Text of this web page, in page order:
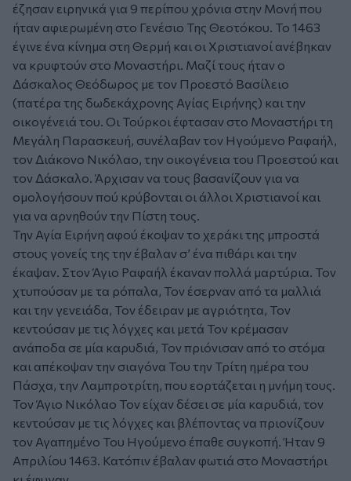
έζησαν ειρηνικά για 9 περίπου χρόνια στην Μονή που
ήταν αφιερωμένη στο Γενέσιο Της Θεοτόκου. Το 1463
έγινε ένα κίνημα στη Θερμή και οι Χριστιανοί ανέβηκαν
να κρυφτούν στο Μοναστήρι. Μαζί τους ήταν ο
Δάσκαλος Θεόδωρος με τον Προεστό Βασίλειο
(πατέρα της δωδεκάχρονης Αγίας Ειρήνης) και την
οικογένειά του. Οι Τούρκοι έφτασαν στο Μοναστήρι τη
Μεγάλη Παρασκευή, συνέλαβαν τον Ηγούμενο Ραφαήλ,
τον Διάκονο Νικόλαο, την οικογένεια του Προεστού και
τον Δάσκαλο. Άρχισαν να τους βασανίζουν για να
ομολογήσουν πού κρύβονται οι άλλοι Χριστιανοί και
για να αρνηθούν την Πίστη τους.
Την Αγία Ειρήνη αφού έκοψαν το χεράκι της μπροστά
στους γονείς της την έβαλαν σ’ ένα πιθάρι και την
έκαψαν. Στον Άγιο Ραφαήλ έκαναν πολλά μαρτύρια. Τον
χτυπούσαν με τα ρόπαλα, Τον έσερναν από τα μαλλιά
και την γενειάδα, Τον έδειραν με αγριότητα, Τον
κεντούσαν με τις λόγχες και μετά Τον κρέμασαν
ανάποδα σε μία καρυδιά, Τον πριόνισαν από το στόμα
και απέκοψαν την σιαγόνα Του την Τρίτη ημέρα του
Πάσχα, την Λαμπροτρίτη, που εορτάζεται η μνήμη τους.
Τον Άγιο Νικόλαο Τον είχαν δέσει σε μία καρυδιά, τον
κεντούσαν με τις λόγχες και βλέποντας να πριονίζουν
τον Αγαπημένο Του Ηγούμενο έπαθε συγκοπή. Ήταν 9
Απριλίου 1463. Κατόπιν έβαλαν φωτιά στο Μοναστήρι